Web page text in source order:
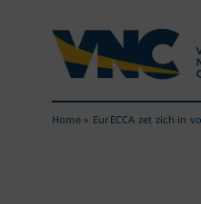
Home» EurECCA zet zich in